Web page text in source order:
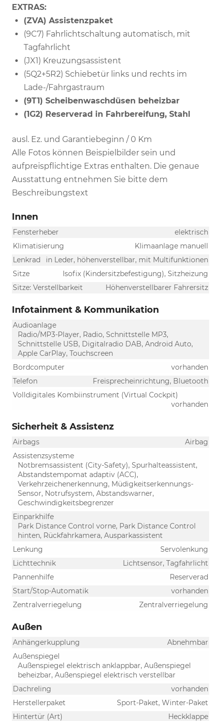
EXTRAS:
(ZVA) Assistenzpaket
(9C7) Fahrlichtschaltung automatisch, mit
Tagfahrlicht
(JX1) Kreuzungsassistent
(5Q2+5R2) Schiebetür links und rechts im
Lade-/Fahrgastraum
(9T1) Scheibenwaschdüsen beheizbar
(1G2) Reserverad in Fahrbereifung, Stahl
ausl. Ez. und Garantiebeginn / 0 Km
Alle Fotos können Beispielbilder sein und
aufpreispflichtige Extras enthalten. Die genaue
Ausstattung entnehmen Sie bitte dem
Beschreibungstext
Innen
Fensterheber
elektrisch
Klimatisierung
Klimaanlage manuell
Lenkrad
in Leder, höhenverstellbar, mit Multifunktionen
Sitze
Isofix (Kindersitzbefestigung), Sitzheizung
Sitze: Verstellbarkeit
Höhenverstellbarer Fahrersitz
Infotainment & Kommunikation
Audioanlage
Radio/MP3-Player, Radio, Schnittstelle MP3,
Schnittstelle USB, Digitalradio DAB, Android Auto,
Apple CarPlay, Touchscreen
Bordcomputer
vorhanden
Telefon
Freisprecheinrichtung, Bluetooth
Volldigitales Kombiinstrument (Virtual Cockpit)
vorhanden
Sicherheit & Assistenz
Airbags
Airbag
Assistenzsysteme
Notbremsassistent (City-Safety), Spurhalteassistent,
Abstandstempomat adaptiv (ACC),
Verkehrzeichenerkennung, Müdigkeitserkennungs-
Sensor, Notrufsystem, Abstandswarner,
Geschwindigkeitsbegrenzer
Einparkhilfe
Park Distance Control vorne, Park Distance Control
hinten, Rückfahrkamera, Ausparkassistent
Lenkung
Servolenkung
Lichttechnik
Lichtsensor, Tagfahrlicht
Pannenhilfe
Reserverad
Start/Stop-Automatik
vorhanden
Zentralverriegelung
Zentralverriegelung
Außen
Anhängerkupplung
Abnehmbar
Außenspiegel
Außenspiegel elektrisch anklappbar, Außenspiegel
beheizbar, Außenspiegel elektrisch verstellbar
Dachreling
vorhanden
Herstellerpaket
Sport-Paket, Winter-Paket
Hintertür (Art)
Heckklappe